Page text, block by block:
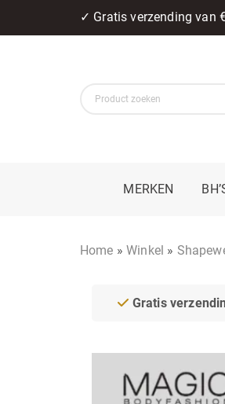
✓ Gratis verzending van
MERKEN
Home »Winkel »
Gratis